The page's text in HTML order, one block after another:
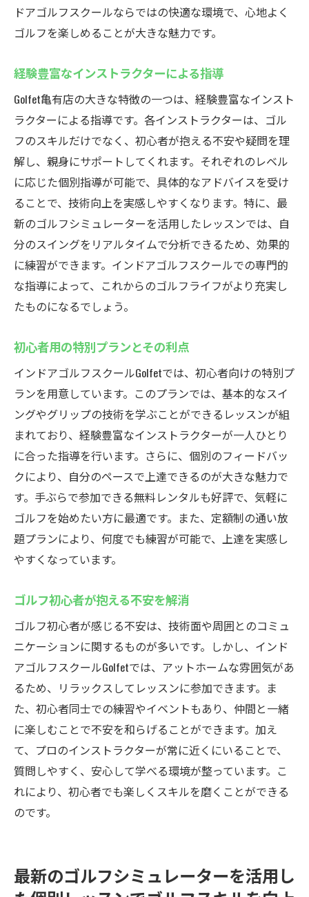
忙しいビジネスマンに最適な時間設定
通いやすさが続ける秘訣
リフレッシュにも最適な立地条件
仕事と両立しやすいゴルフスクール
初心者から上級者まで満足できるGolfet亀有店の
指導法とは
個人のレベルに合わせた柔軟な指導
上級者向けのチャレンジングな内容
多様なレッスンメニューでスキルアップ
継続することで得られる成果と満足感
インストラクターの質とその影響
全レベルに対応するスクールの強み
インドアゴルフスクールで新たなゴルフライフ
長く続けられるゴルフライフの始め方
楽しみながらスキルを磨くコツ
新しいゴルフスタイルを体験しよう
スクール参加で得られるコミュニティ
ゴルフを通じた健康的な生活の提案
ドアゴルフスクールならではの快適な環境で、心地よく
ゴルフを楽しめることが大きな魅力です。
経験豊富なインストラクターによる指導
Golfet亀有店の大きな特徴の一つは、経験豊富なインスト
ラクターによる指導です。各インストラクターは、ゴル
フのスキルだけでなく、初心者が抱える不安や疑問を理
解し、親身にサポートしてくれます。それぞれのレベル
に応じた個別指導が可能で、具体的なアドバイスを受け
ることで、技術向上を実感しやすくなります。特に、最
新のゴルフシミュレーターを活用したレッスンでは、自
分のスイングをリアルタイムで分析できるため、効果的
に練習ができます。インドアゴルフスクールでの専門的
な指導によって、これからのゴルフライフがより充実し
たものになるでしょう。
初心者用の特別プランとその利点
インドアゴルフスクールGolfetでは、初心者向けの特別プ
ランを用意しています。このプランでは、基本的なスイ
ングやグリップの技術を学ぶことができるレッスンが組
まれており、経験豊富なインストラクターが一人ひとり
に合った指導を行います。さらに、個別のフィードバッ
クにより、自分のペースで上達できるのが大きな魅力で
す。手ぶらで参加できる無料レンタルも好評で、気軽に
ゴルフを始めたい方に最適です。また、定額制の通い放
題プランにより、何度でも練習が可能で、上達を実感し
やすくなっています。
ゴルフ初心者が抱える不安を解消
ゴルフ初心者が感じる不安は、技術面や周囲とのコミュ
ニケーションに関するものが多いです。しかし、インド
アゴルフスクールGolfetでは、アットホームな雰囲気があ
るため、リラックスしてレッスンに参加できます。ま
た、初心者同士での練習やイベントもあり、仲間と一緒
に楽しむことで不安を和らげることができます。加え
て、プロのインストラクターが常に近くにいることで、
質問しやすく、安心して学べる環境が整っています。こ
れにより、初心者でも楽しくスキルを磨くことができる
のです。
最新のゴルフシミュレーターを活用し